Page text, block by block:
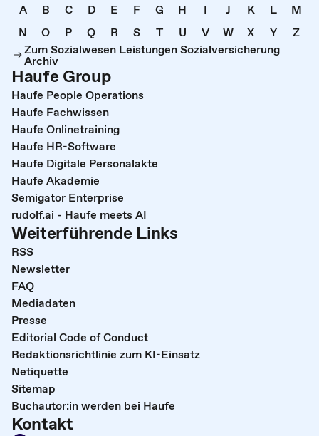
A B C D E F G H I J K L
M
N
O P Q R S T U V W X Y
Z
Zum Sozialwesen Leistungen Sozialversicherung
Archiv
Haufe Group
Haufe People Operations
Haufe Fachwissen
Haufe Onlinetraining
Haufe HR-Software
Haufe Digitale Personalakte
Haufe Akademie
Semigator Enterprise
rudolf.ai - Haufe meets AI
Weiterführende Links
RSS
Newsletter
FAQ
Mediadaten
Presse
Editorial Code of Conduct
Redaktionsrichtlinie zum KI-Einsatz
Netiquette
Sitemap
Buchautor:in werden bei Haufe
Kontakt